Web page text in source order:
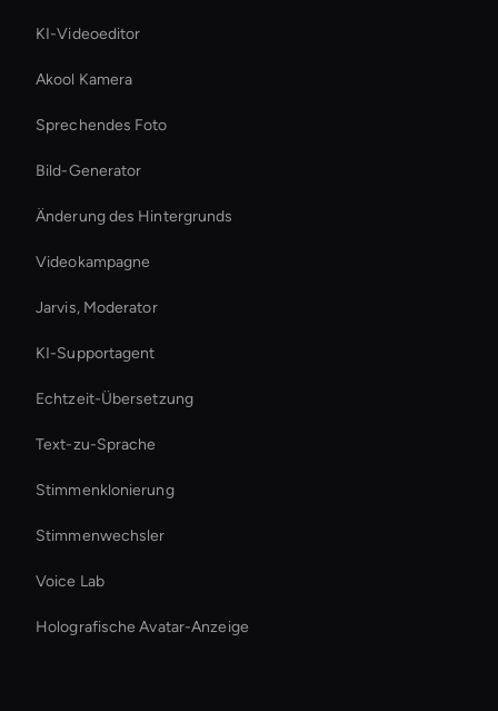
KI-Videoeditor
Akool Kamera
Sprechendes Foto
Bild-Generator
Änderung des Hintergrunds
Videokampagne
Jarvis, Moderator
KI-Supportagent
Echtzeit-Übersetzung
Text-zu-Sprache
Stimmenklonierung
Stimmenwechsler
Voice Lab
Holografische Avatar-Anzeige